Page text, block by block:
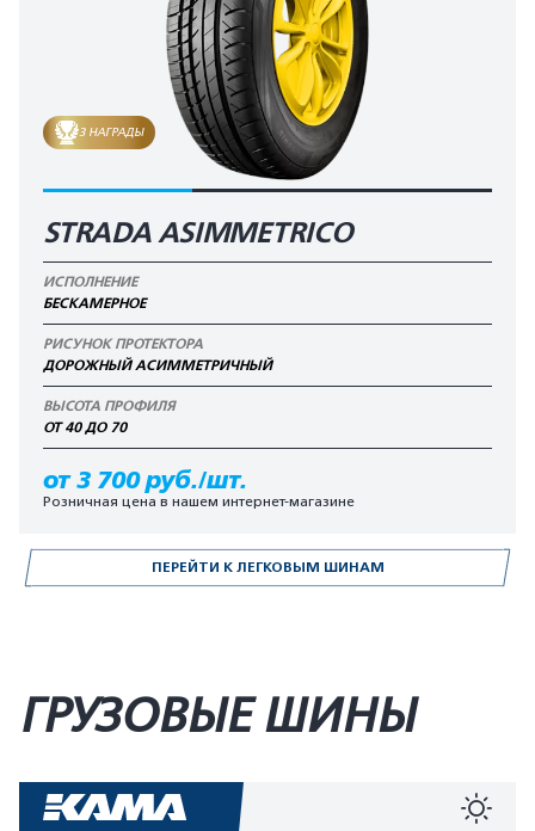
ПЕРЕЙТИ К ЛЕГКОВЫМ ШИНАМ
3 НАГРАДЫ
STRADA ASIMMETRICO
ИСПОЛНЕНИЕ
БЕСКАМЕРНОЕ
РИСУНОК ПРОТЕКТОРА
ДОРОЖНЫЙ АСИММЕТРИЧНЫЙ
ВЫСОТА ПРОФИЛЯ
ОТ 40 ДО 70
от 3 700 руб./шт.
Розничная цена в нашем интернет-магазине
ГРУЗОВЫЕ ШИНЫ